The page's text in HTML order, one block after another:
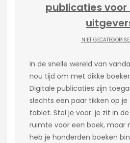
publicaties voor
NIET
In de snelle wereld van
nou tijd om met dikke
Digitale publicaties zijn
slechts een paar tikken op
tablet. Stel je voor: je zit in
ruimte voor een boek,
heb je honderden boeken